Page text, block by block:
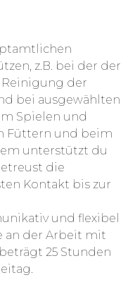
z.B. bei der der
der
bei ausgewählten
Spielen und
Füttern und beim
unterstützt du
die
Kontakt bis zur
und flexibel
an der Arbeit mit
25 Stunden